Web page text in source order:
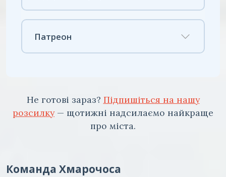
Патреон
Не готові зараз? Підпишіться на нашу
розсилку— щотижні надсилаємо найкраще
про міста.
Команда Хмарочоса